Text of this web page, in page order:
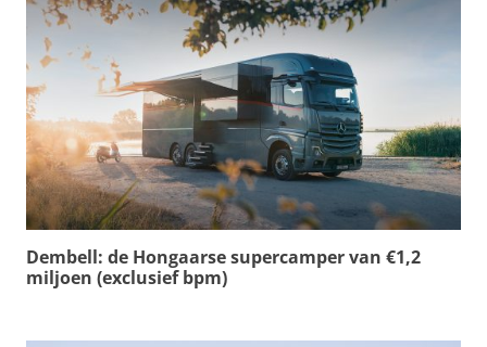
Dembell: de Hongaarse supercamper van €1,2
miljoen (exclusief bpm)